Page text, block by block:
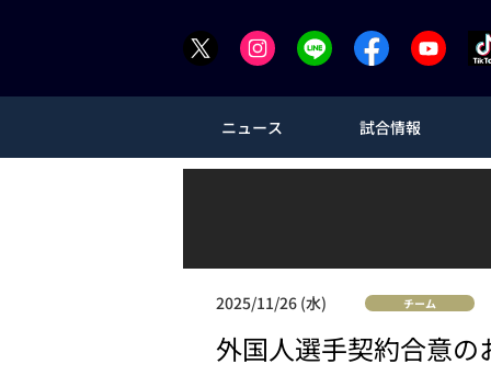
ニュース 試合情報
2025/11/26 (水) チーム
外国人選手契約合意の